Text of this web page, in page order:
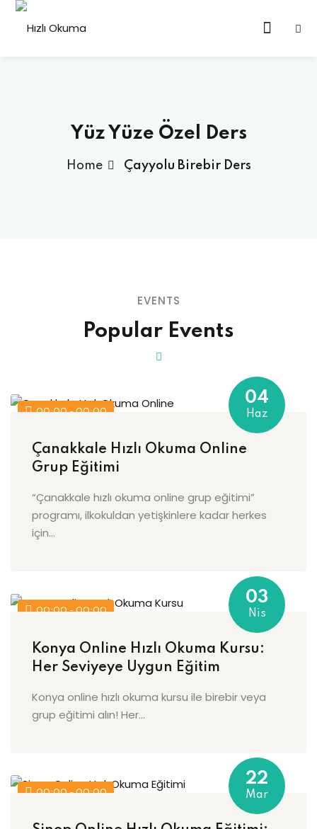
Özel Ders Online
Eğitimi Online
Yüz Yüze Özel Ders
Home Çayyolu Birebir Ders
EVENTS
Popular Events
00:00 - 00:00
04
Haz
Çanakkale Hızlı Okuma Online
Grup Eğitimi
“Çanakkale hızlı okuma online grup eğitimi”
programı, ilkokuldan yetişkinlere kadar herkes
için...
00:00 - 00:00
03
Nis
Konya Online Hızlı Okuma Kursu:
Her Seviyeye Uygun Eğitim
Konya online hızlı okuma kursu ile birebir veya
grup eğitimi alın! Her...
00:00 - 00:00
22
Mar
Sign up
Already have an account?